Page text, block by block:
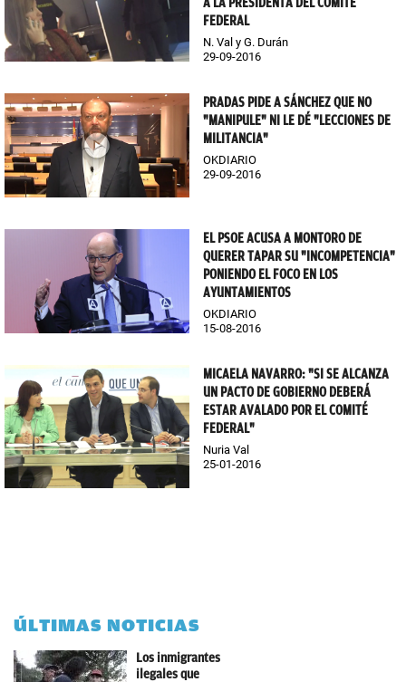
FEDERAL
N. Val y G. Durán
29-09-2016
PRADAS PIDE A SÁNCHEZ QUE NO
"MANIPULE" NI LE DÉ "LECCIONES DE
MILITANCIA"
OKDIARIO
29-09-2016
EL PSOE ACUSA A MONTORO DE
QUERER TAPAR SU "INCOMPETENCIA"
PONIENDO EL FOCO EN LOS
AYUNTAMIENTOS
OKDIARIO
15-08-2016
MICAELA NAVARRO: "SI SE ALCANZA
UN PACTO DE GOBIERNO DEBERÁ
ESTAR AVALADO POR EL COMITÉ
FEDERAL"
Nuria Val
25-01-2016
ÚLTIMAS NOTICIAS
Los inmigrantes
ilegales que